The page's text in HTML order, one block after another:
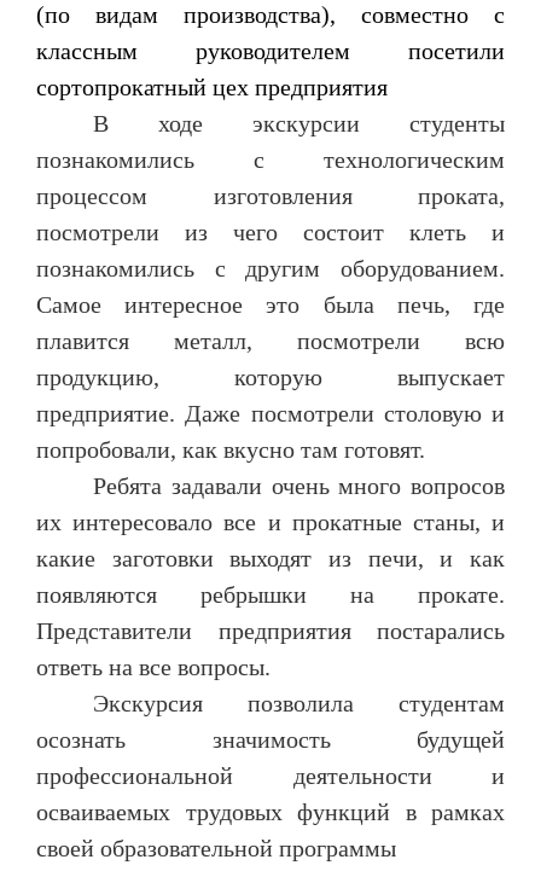
(по видам производства), совместно с
классным руководителем посетили
сортопрокатный цех предприятия
В ходе экскурсии студенты
познакомились с технологическим
процессом изготовления проката,
посмотрели из чего состоит клеть и
познакомились с другим оборудованием.
Самое интересное это была печь, где
плавится металл, посмотрели всю
продукцию, которую выпускает
предприятие. Даже посмотрели столовую и
попробовали, как вкусно там готовят.
Ребята задавали очень много вопросов
их интересовало все и прокатные станы, и
какие заготовки выходят из печи, и как
появляются ребрышки на прокате.
Представители предприятия постарались
ответь на все вопросы.
Экскурсия позволила студентам
осознать значимость будущей
профессиональной деятельности и
осваиваемых трудовых функций в рамках
своей образовательной программы